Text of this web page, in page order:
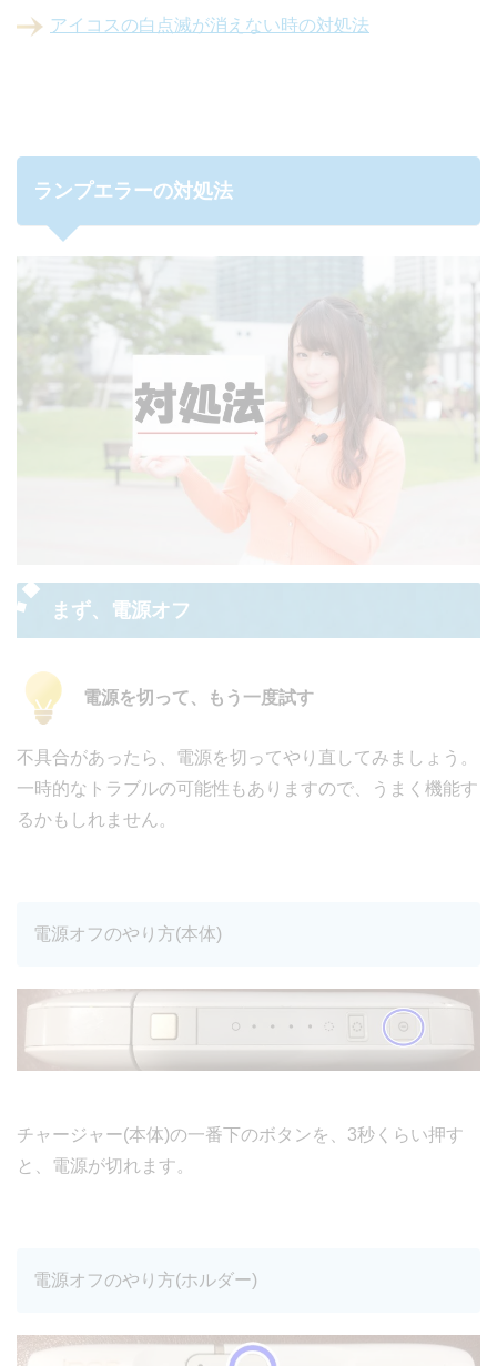
アイコスの白点滅が消えない時の対処法
ランプエラーの対処法
まず、電源オフ
電源を切って、もう一度試す
不具合があったら、電源を切ってやり直してみましょう。
一時的なトラブルの可能性もありますので、うまく機能す
るかもしれません。
電源オフのやり方(本体)
チャージャー(本体)の一番下のボタンを、3秒くらい押す
と、電源が切れます。
電源オフのやり方(ホルダー)